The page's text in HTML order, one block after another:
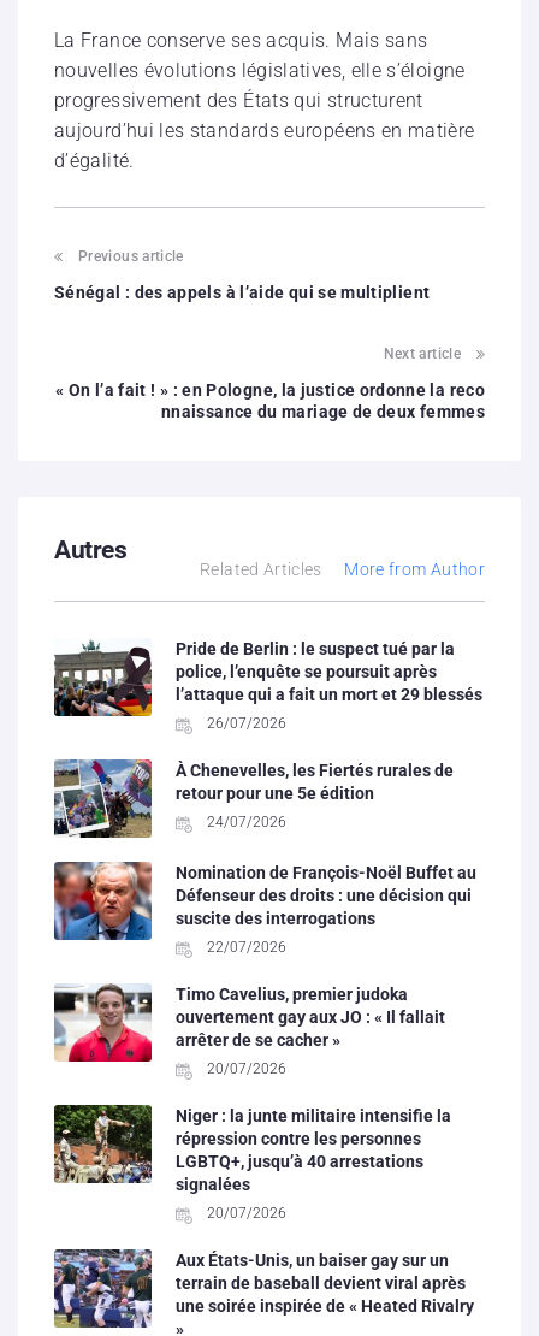
La France conserve ses acquis. Mais sans
nouvelles évolutions législatives, elle s’éloigne
progressivement des États qui structurent
aujourd’hui les standards européens en matière
d’égalité.
Previous article
Sénégal : des appels à l’aide qui se multiplient
Next article
« On l’a fait ! » : en Pologne, la justice ordonne la reco
nnaissance du mariage de deux femmes
Autres
Related Articles More from Author
Pride de Berlin : le suspect tué par la
police, l’enquête se poursuit après
l’attaque qui a fait un mort et 29 blessés
26/07/2026
À Chenevelles, les Fiertés rurales de
retour pour une 5e édition
24/07/2026
Nomination de François-Noël Buffet au
Défenseur des droits : une décision qui
suscite des interrogations
22/07/2026
Timo Cavelius, premier judoka
ouvertement gay aux JO : « Il fallait
arrêter de se cacher »
20/07/2026
Niger : la junte militaire intensifie la
répression contre les personnes
LGBTQ+, jusqu’à 40 arrestations
signalées
20/07/2026
Aux États-Unis, un baiser gay sur un
terrain de baseball devient viral après
une soirée inspirée de « Heated Rivalry
»